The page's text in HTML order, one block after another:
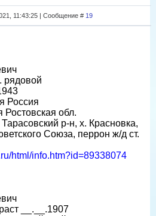
11:43:25 | Сообщение # 19
рядовой
Россия
Ростовская обл.
р-н, х. Красновка,
Союза, перрон ж/д ст.
html/info.htm?id=89338074
__.__.1907